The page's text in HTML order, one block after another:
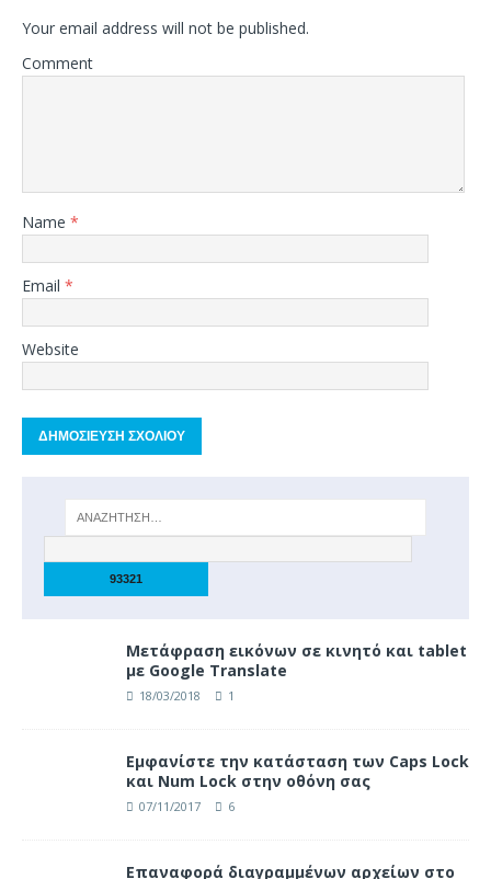
Your email address will not be published.
Comment
Name *
Email *
Website
Μετάφραση εικόνων σε κινητό και tablet
με Google Translate
18/03/2018 1
Eμφανίστε την κατάσταση των Caps Lock
και Num Lock στην οθόνη σας
07/11/2017 6
Επαναφορά διαγραμμένων αρχείων στο